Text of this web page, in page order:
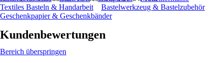
Textiles Basteln & Handarbeit
Bastelwerkzeug & Bastelzubehör
Geschenkpapier & Geschenkbänder
Kundenbewertungen
Bereich überspringen